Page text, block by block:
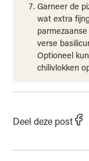
Garneer de
wat extra
verse
Optioneel
chilivlokken
Deel deze post